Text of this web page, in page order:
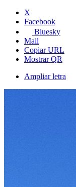
X
Facebook
Bluesky
Mail
Copiar URL
Mostrar QR
Ampliar letra